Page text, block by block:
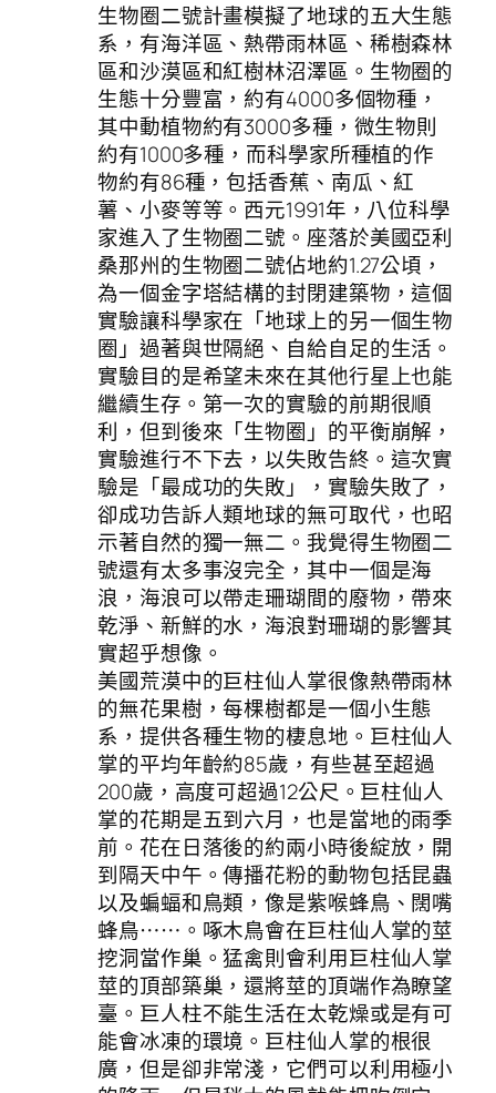
生物圈二號計畫模擬了地球的五大生態
系，有海洋區、熱帶雨林區、稀樹森林
區和沙漠區和紅樹林沼澤區。生物圈的
生態十分豐富，約有4000多個物種，
其中動植物約有3000多種，微生物則
約有1000多種，而科學家所種植的作
物約有86種，包括香蕉、南瓜、紅
薯、小麥等等。西元1991年，八位科學
家進入了生物圈二號。座落於美國亞利
桑那州的生物圈二號佔地約1.27公頃，
為一個金字塔結構的封閉建築物，這個
實驗讓科學家在「地球上的另一個生物
圈」過著與世隔絕、自給自足的生活。
實驗目的是希望未來在其他行星上也能
繼續生存。第一次的實驗的前期很順
利，但到後來「生物圈」的平衡崩解，
實驗進行不下去，以失敗告終。這次實
驗是「最成功的失敗」，實驗失敗了，
卻成功告訴人類地球的無可取代，也昭
示著自然的獨一無二。我覺得生物圈二
號還有太多事沒完全，其中一個是海
浪，海浪可以帶走珊瑚間的廢物，帶來
乾淨、新鮮的水，海浪對珊瑚的影響其
實超乎想像。
美國荒漠中的巨柱仙人掌很像熱帶雨林
的無花果樹，每棵樹都是一個小生態
系，提供各種生物的棲息地。巨柱仙人
掌的平均年齡約85歲，有些甚至超過
200歲，高度可超過12公尺。巨柱仙人
掌的花期是五到六月，也是當地的雨季
前。花在日落後的約兩小時後綻放，開
到隔天中午。傳播花粉的動物包括昆蟲
以及蝙蝠和鳥類，像是紫喉蜂鳥、闊嘴
蜂鳥⋯⋯。啄木鳥會在巨柱仙人掌的莖
挖洞當作巢。猛禽則會利用巨柱仙人掌
莖的頂部築巢，還將莖的頂端作為瞭望
臺。巨人柱不能生活在太乾燥或是有可
能會冰凍的環境。巨柱仙人掌的根很
廣，但是卻非常淺，它們可以利用極小